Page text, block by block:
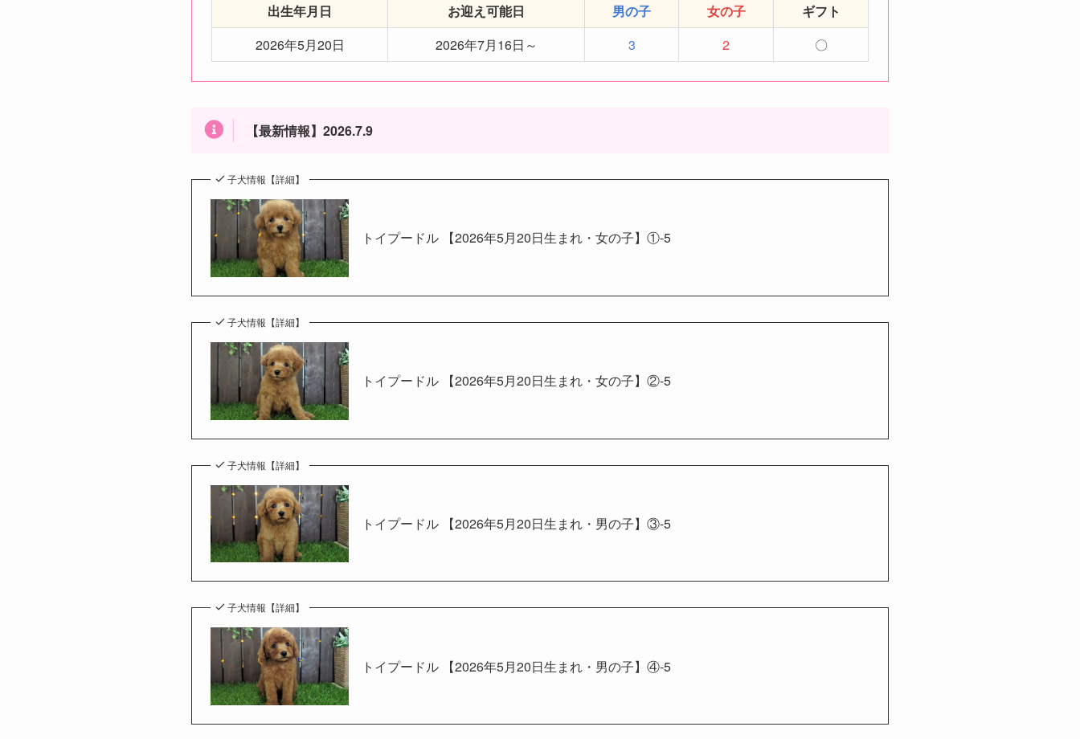
出生年月日 お迎え可能日 男の子 女の子
ギフト
2026年5月20日
2026年7月16日～ 3 2 〇
【最新情報】2026.7.9
子犬情報【詳細】
トイプードル 【2026年5月20日生まれ・女の子】①-5
子犬情報【詳細】
トイプードル 【2026年5月20日生まれ・女の子】②-5
子犬情報【詳細】
トイプードル 【2026年5月20日生まれ・男の子】③-5
子犬情報【詳細】
トイプードル 【2026年5月20日生まれ・男の子】④-5